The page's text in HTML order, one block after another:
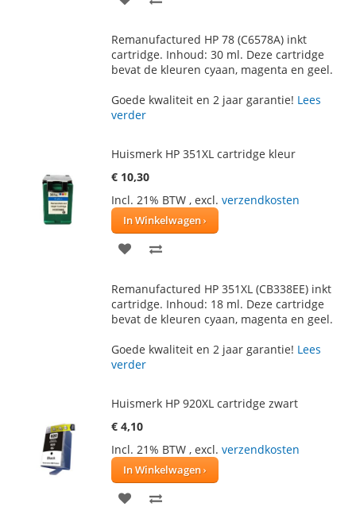
AAN
VERLANGLIJST
TE
VERGELIJKEN
Remanufactured HP 78 (C6578A) inkt
cartridge. Inhoud: 30 ml. Deze cartridge
bevat de kleuren cyaan, magenta en geel.
Goede kwaliteit en 2 jaar garantie! Lees
verder
Huismerk HP 351XL cartridge kleur
€ 10,30
Incl. 21% BTW , excl. verzendkosten
In Winkelwagen
VOEG
AAN
VERLANGLIJST
TE
VERGELIJKEN
Remanufactured HP 351XL (CB338EE) inkt
cartridge. Inhoud: 18 ml. Deze cartridge
bevat de kleuren cyaan, magenta en geel.
Goede kwaliteit en 2 jaar garantie! Lees
verder
Huismerk HP 920XL cartridge zwart
€ 4,10
Incl. 21% BTW , excl. verzendkosten
In Winkelwagen
VOEG